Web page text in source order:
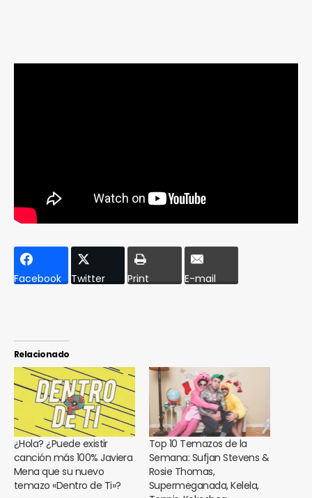
Facebook Twitter Print E-mail
Relacionado
¿Hola? ¿Puede existir
canción más 100% Javiera
Mena que su nuevo
temazo «Dentro de Ti»?
Top 10 Temazos de la
Semana: Sufjan Stevens &
Rosie Thomas,
Supermeganada, Kelela,